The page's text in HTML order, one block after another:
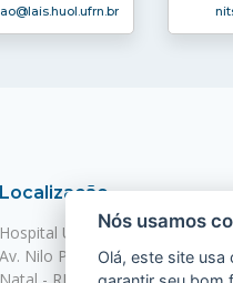
@lais.huol.ufrn.br
Localização
Hospital Universitário Onofre
Av. Nilo Peçanha, 620 -
Nós usamos
Olá, este site usa